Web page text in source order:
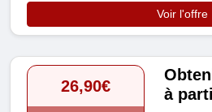
Voir l'offre
26,90€
à